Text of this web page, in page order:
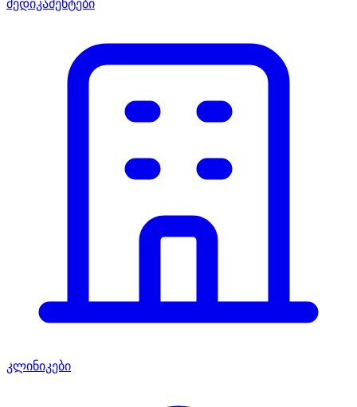
მედიკამენტები
კლინიკები